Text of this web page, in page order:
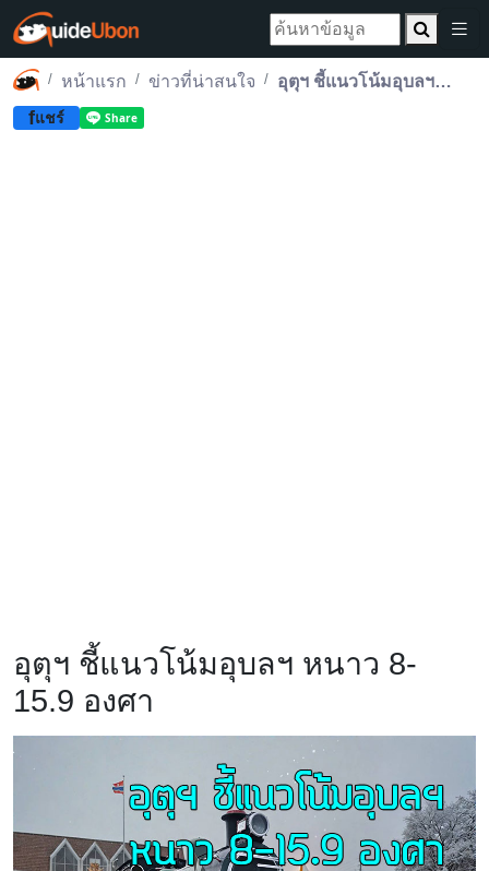
หน้าแรก ข่าวที่น่าสนใจ อุตุฯ ชี้แนวโน้มอุบลฯ หนาว 8-15.9 องศา
fแชร์
อุตุฯ ชี้แนวโน้มอุบลฯ หนาว 8-
15.9 องศา